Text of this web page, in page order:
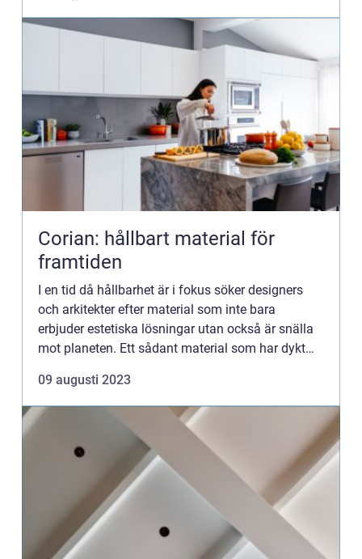
Corian: hållbart material för
framtiden
I en tid då hållbarhet är i fokus söker designers
och arkitekter efter material som inte bara
erbjuder estetiska lösningar utan också är snälla
mot planeten. Ett sådant material som har dykt
hur Coria...
09 augusti 2023